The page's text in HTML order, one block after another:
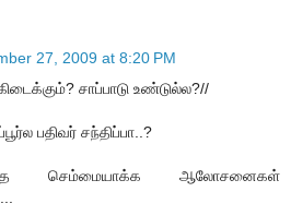
27, 2009 at 8:20 PM
சாப்பாடு உண்டுல்ல?//
பதிவர் சந்திப்பா..?
செம்மையாக்க ஆலோசனைகள்